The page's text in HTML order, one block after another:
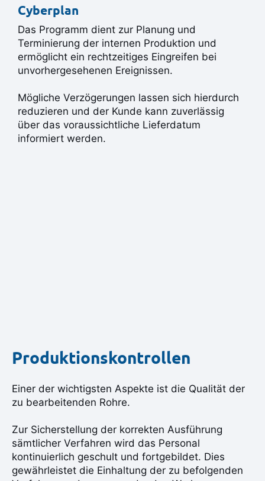
Cyberplan
Das Programm dient zur Planung und
Terminierung der internen Produktion und
ermöglicht ein rechtzeitiges Eingreifen bei
unvorhergesehenen Ereignissen.
Mögliche Verzögerungen lassen sich hierdurch
reduzieren und der Kunde kann zuverlässig
über das voraussichtliche Lieferdatum
informiert werden.
Produktionskontrollen
Einer der wichtigsten Aspekte ist die Qualität der
zu bearbeitenden Rohre.
Zur Sicherstellung der korrekten Ausführung
sämtlicher Verfahren wird das Personal
kontinuierlich geschult und fortgebildet. Dies
gewährleistet die Einhaltung der zu befolgenden